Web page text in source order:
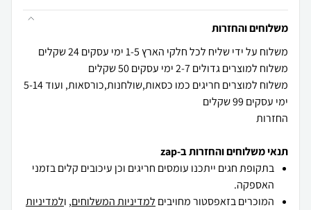
משלוחים והחזרות
משלוח למוצרים חריגים כמו כסאות,שולחנות,כורסאות, ועוד 5-14
החזרות
תנאי משלוחים והחזרות ב-zap
בתקופת חגים ייתכנו עומסים חריגים וכן עיכובים קלים בזמני
האספקה.
המוכרים בזאפסטור מחויבים למדיניות המשלוחים, ולמדיניות